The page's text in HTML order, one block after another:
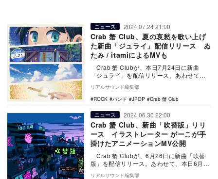
ニュース 2024.07.24 21:00
Crab 蟹 Club、夏の哀愁を歌い上げ
た新曲「ジュライ」配信リリース ゐ
たみ / itamiによるMVも
Crab 蟹 Clubが、本日7月24日に新曲
「ジュライ」を配信リリース。あわせて、
同曲のMVが公開された。 夏の哀愁…
リアルサウンド編集部
ROCK
バンド JPOP Crab 蟹 Club
ニュース 2024.06.30 22:00
Crab 蟹 Club、新曲「吹替版」リリ
ース イラストレーター がーこが手
掛けたアニメーションMV公開
Crab 蟹 Clubが、6月26日に新曲「吹替
版」を配信リリース。あわせて、本日6月30
日に同楽曲のMVも公開された。 …
リアルサウンド編集部